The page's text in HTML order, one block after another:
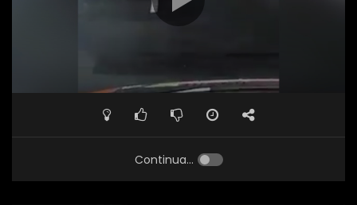
Continua...